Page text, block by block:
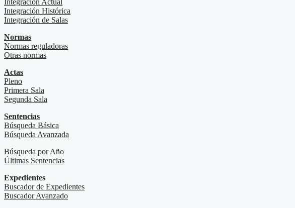
Integración Actual
Integración Histórica
Integración de Salas
Normas
Normas reguladoras
Otras normas
Actas
Pleno
Primera Sala
Segunda Sala
Sentencias
Búsqueda Básica
Búsqueda Avanzada
Búsqueda por Año
Últimas Sentencias
Expedientes
Buscador de Expedientes
Buscador Avanzado